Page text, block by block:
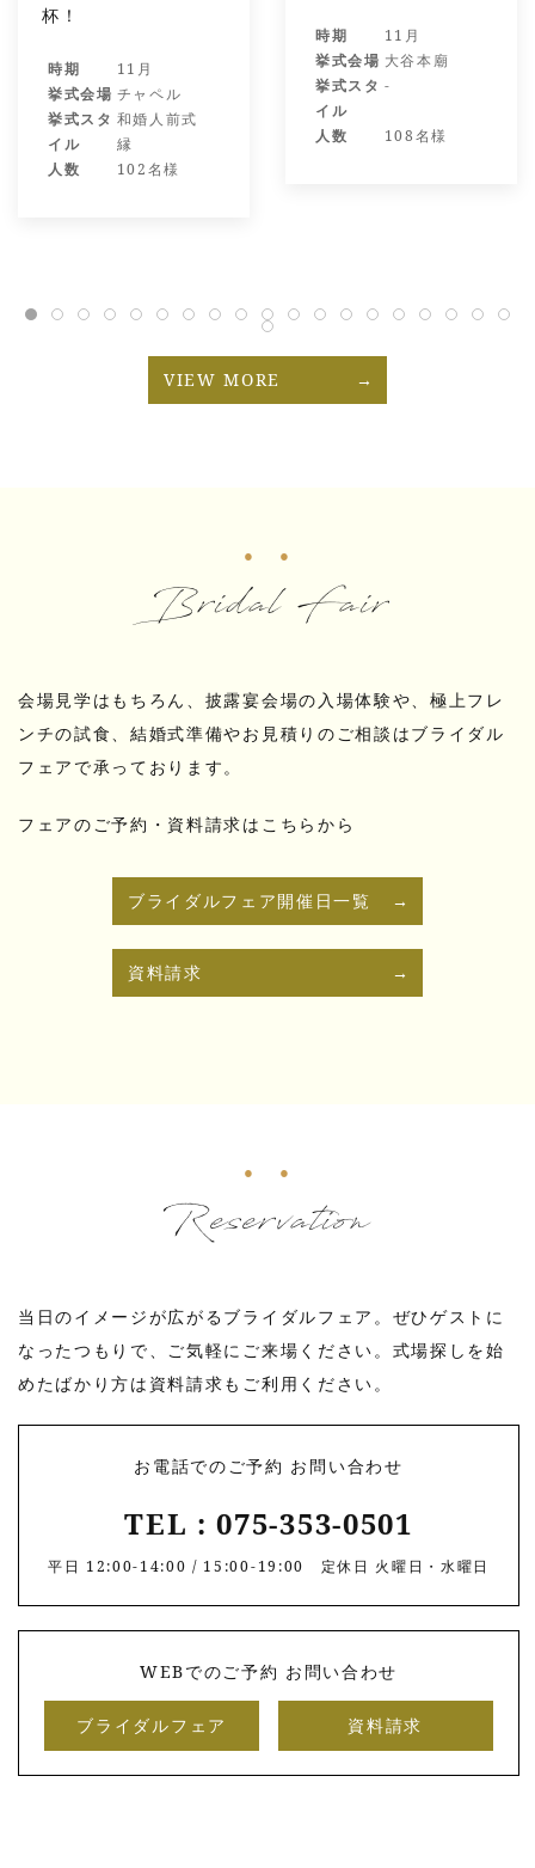
杯！
時期
11月
挙式会場 チャペル
挙式スタ
イル
和婚人前式
縁
人数
102名様
時期
11月
挙式会場 大谷本廟
挙式スタ
イル
-
人数 108名様
VIEW MORE
Bridal Fair
会場見学はもちろん、披露宴会場の入場体験や、極上フレ
ンチの試食、結婚式準備やお見積りのご相談はブライダル
フェアで承っております。
フェアのご予約・資料請求はこちらから
ブライダルフェア開催日一覧
資料請求
Reservation
当日のイメージが広がるブライダルフェア。ぜひゲストに
なったつもりで、 ご気軽にご来場ください。式場探しを始
めたばかり方は資料請求もご利用ください。
お電話でのご予約 お問い合わせ
TEL : 075-353-0501
平日 12:00-14:00 / 15:00-19:00 定休日 火曜日・水曜日
WEBでのご予約 お問い合わせ
ブライダルフェア 資料請求